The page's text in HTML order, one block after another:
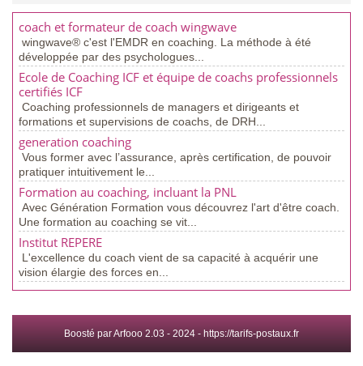
coach et formateur de coach wingwave
wingwave® c'est l'EMDR en coaching. La méthode à été
développée par des psychologues...
Ecole de Coaching ICF et équipe de coachs professionnels
certifiés ICF
Coaching professionnels de managers et dirigeants et
formations et supervisions de coachs, de DRH...
generation coaching
Vous former avec l’assurance, après certification, de pouvoir
pratiquer intuitivement le...
Formation au coaching, incluant la PNL
Avec Génération Formation vous découvrez l'art d'être coach.
Une formation au coaching se vit...
Institut REPERE
L'excellence du coach vient de sa capacité à acquérir une
vision élargie des forces en...
Boosté par Arfooo 2.03 - 2024 - https://tarifs-postaux.fr